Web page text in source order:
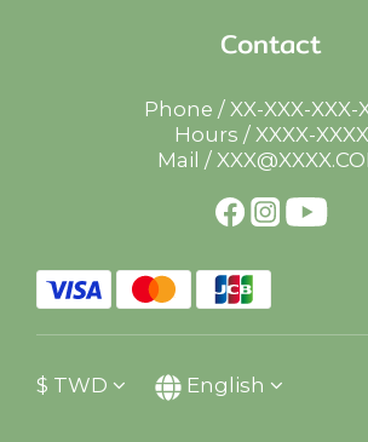
Contact
Phone / XX-XXX-XXX-
Hours / XXXX-XXXX
Mail /
$ TWD English